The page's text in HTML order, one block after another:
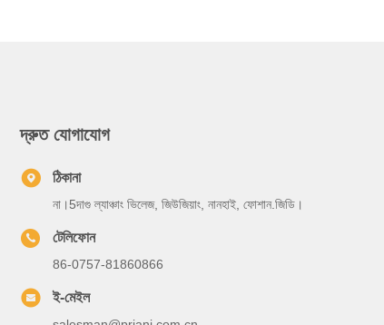
দ্রুত যোগাযোগ
ঠিকানা
না।5দাগু ল্যাঞ্চাং ভিলেজ, জিউজিয়াং, নানহাই, ফোশান.জিডি।
টেলিফোন
86-0757-81860866
ই-মেইল